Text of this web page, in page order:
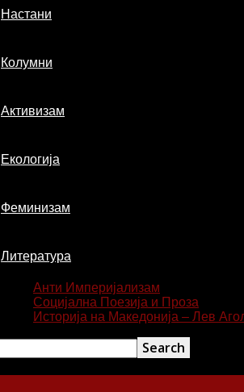
Настани
Колумни
Активизам
Екологија
Феминизам
Литература
Анти Империјализам
Социјална Поезија и Проза
Историја на Македонија – Лев